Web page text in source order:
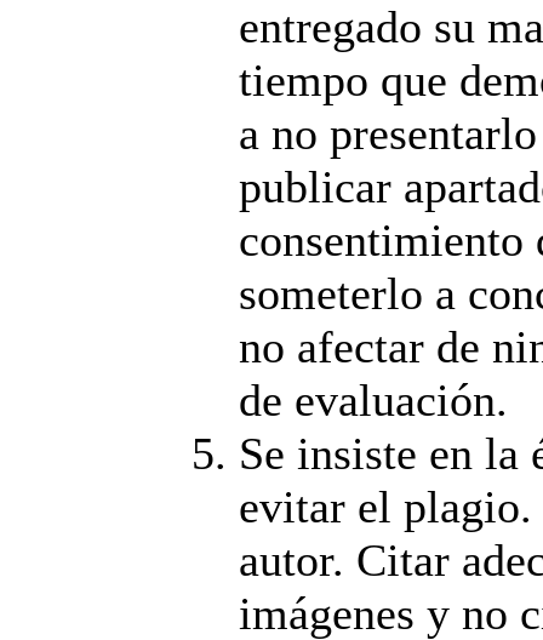
entregado su
tiempo que
a no
publicar
someterlo a
no afectar de
de evaluación.
Se insiste en la
evitar el plagio.
autor. Citar
imágenes y no